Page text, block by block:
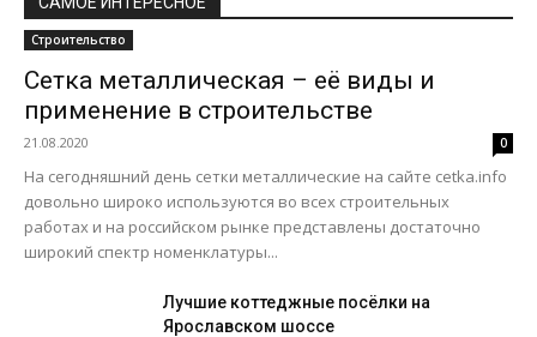
Строительство
Сетка металлическая – её виды и
применение в строительстве
21.08.2020 0
На сегодняшний день сетки металлические на сайте cetka.info
довольно широко используются во всех строительных
работах и на российском рынке представлены достаточно
широкий спектр номенклатуры...
Лучшие коттеджные посёлки на
Ярославском шоссе